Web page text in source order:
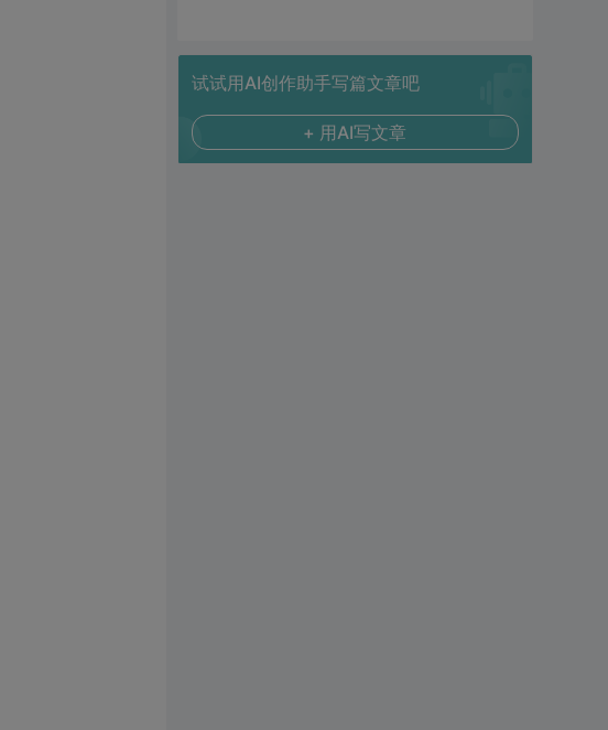
试试用AI创作助手写篇文章吧
+ 用AI写文章